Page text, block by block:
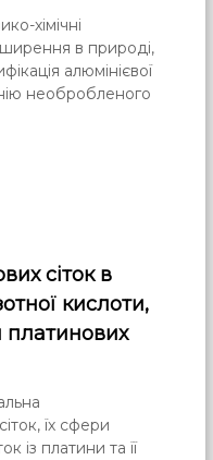
хімічні
в природі,
алюмінієвої
необробленого
сіток в
кислоти,
платинових
їх сфери
із платини та її